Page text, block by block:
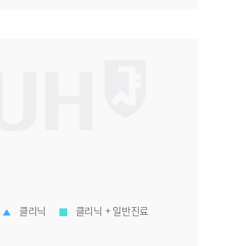
클리닉 클리닉 + 일반진료